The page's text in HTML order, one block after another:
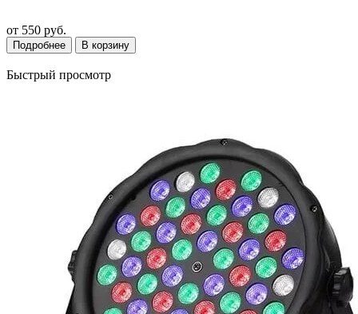
от 550 руб.
Подробнее В корзину
Быстрый просмотр